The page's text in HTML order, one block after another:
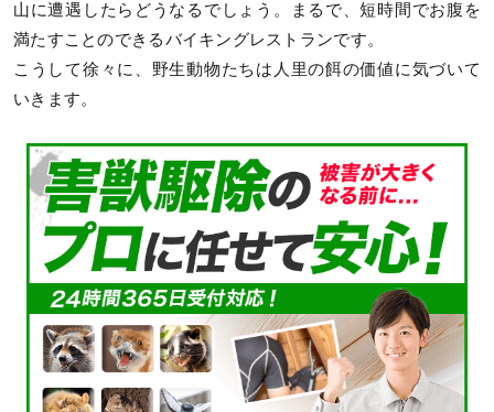
山に遭遇したらどうなるでしょう。まるで、短時間でお腹を
満たすことのできるバイキングレストランです。
こうして徐々に、野生動物たちは人里の餌の価値に気づいて
いきます。